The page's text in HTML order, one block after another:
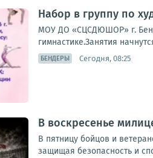
Набор в группу по
МОУ ДО «СЦСДЮШОР» г.
гимнастике.Занятия
БЕНДЕРЫ Сегодня, 08:25
В воскресенье
В пятницу бойцов и
защищая безопасность и